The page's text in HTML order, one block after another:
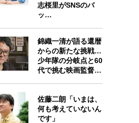
志桜里がSNSのバ
ッ…
錦織一清が語る還暦
からの新たな挑戦…
少年隊の分岐点と60
代で挑む映画監督…
佐藤二朗「いまは、
何も考えていないん
です」